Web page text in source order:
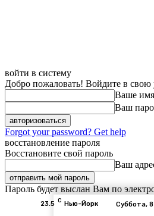
войти в систему
Добро пожаловать! Войдите в свою
Ваше имя
Ваш
Forgot your password? Get help
восстановление пароля
Восстановите свой пароль
Ваш
Пароль будет выслан Вам по
23.5 C Нью-Йорк Суббота,